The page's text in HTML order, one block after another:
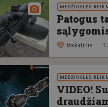
MEDŽIOKLĖS
Patogus
Išskirtinis
MEDŽIOKLĖS
VIDEO!